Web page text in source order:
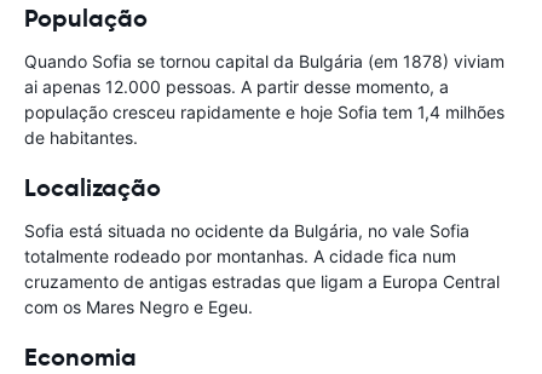
População
Quando Sofia se tornou capital da Bulgária (em 1878) viviam
ai apenas 12.000 pessoas. A partir desse momento, a
população cresceu rapidamente e hoje Sofia tem 1,4 milhões
de habitantes.
Localização
Sofia está situada no ocidente da Bulgária, no vale Sofia
totalmente rodeado por montanhas. A cidade fica num
cruzamento de antigas estradas que ligam a Europa Central
com os Mares Negro e Egeu.
Economia